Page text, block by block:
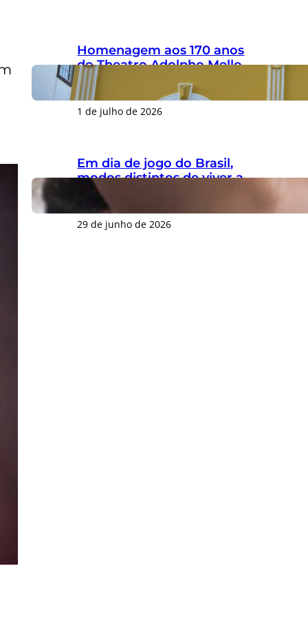
Homenagem aos 170 anos
do Theatro Adolpho Mello
gera críticas por ignorar
legado do patrono
1 de julho de 2026
Em dia de jogo do Brasil,
modos distintos de viver a
Copa do Mundo marcam o
Centro de Florianópolis
29 de junho de 2026